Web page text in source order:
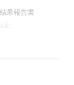
果報告書
,